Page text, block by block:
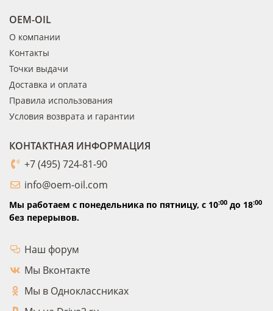
OEM-OIL
О компании
Контакты
Точки выдачи
Доставка и оплата
Правила использования
Условия возврата и гарантии
КОНТАКТНАЯ ИНФОРМАЦИЯ
+7 (495) 724-81-90
info@oem-oil.com
Мы работаем с понедельника по пятницу, с 10:00 до 18:00
без перерывов.
Наш форум
Мы Вконтакте
Мы в Одноклассниках